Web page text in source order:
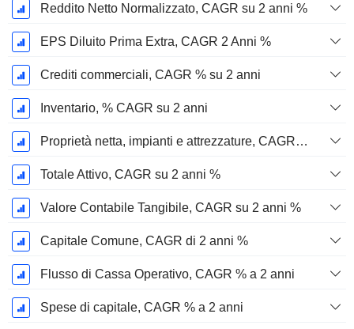
Reddito Netto Normalizzato, CAGR su 2 anni %
EPS Diluito Prima Extra, CAGR 2 Anni %
Crediti commerciali, CAGR % su 2 anni
Inventario, % CAGR su 2 anni
Proprietà netta, impianti e attrezzature, CAGR su 2 anni %
Totale Attivo, CAGR su 2 anni %
Valore Contabile Tangibile, CAGR su 2 anni %
Capitale Comune, CAGR di 2 anni %
Flusso di Cassa Operativo, CAGR % a 2 anni
Spese di capitale, CAGR % a 2 anni